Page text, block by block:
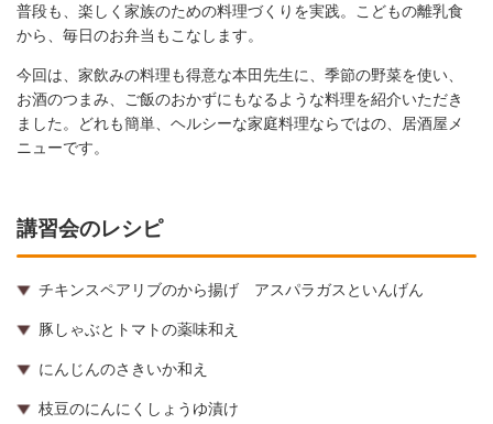
普段も、楽しく家族のための料理づくりを実践。こどもの離乳食
から、毎日のお弁当もこなします。
今回は、家飲みの料理も得意な本田先生に、季節の野菜を使い、
お酒のつまみ、ご飯のおかずにもなるような料理を紹介いただき
ました。どれも簡単、ヘルシーな家庭料理ならではの、居酒屋メ
ニューです。
講習会のレシピ
チキンスペアリブのから揚げ アスパラガスといんげん
豚しゃぶとトマトの薬味和え
にんじんのさきいか和え
枝豆のにんにくしょうゆ漬け